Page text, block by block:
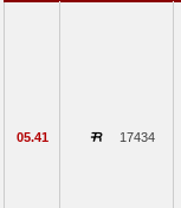
05.41 17434